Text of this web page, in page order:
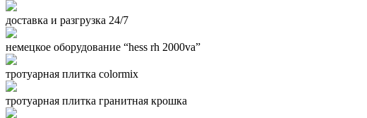
доставка и разгрузка 24/7
немецкое оборудование “hess rh 2000va”
тротуарная плитка colormix
тротуарная плитка гранитная крошка